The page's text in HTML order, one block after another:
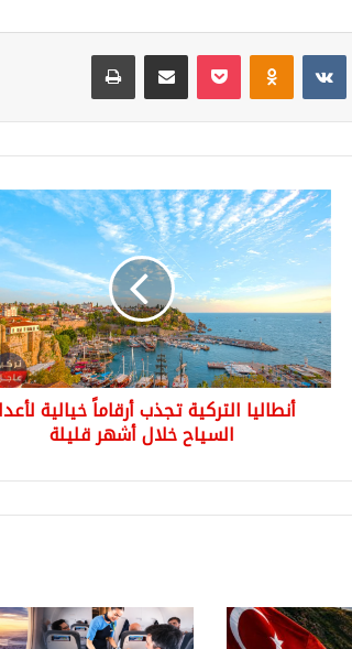
Odnoklassniki
‫Pocket مشاركة عبر البريد طباعة
أنطاليا
التركية
تجذب
أرقاماً
خيالية
لأعداد
السياح
خلال
أشهر
أنطاليا التركية تجذب أرقاماً خيالية
السياح خلال أشهر قليلة